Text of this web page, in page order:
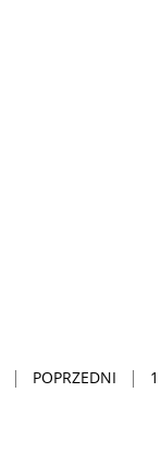
POPRZEDNI 1